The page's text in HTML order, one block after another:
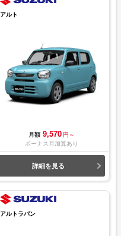
アルト
月額 9,570 円～
ボーナス月加算あり
詳細を見る
アルトラパン